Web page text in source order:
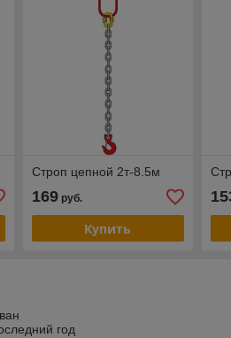
Строп цепной 2т-8.5м
169руб.
Купить
год